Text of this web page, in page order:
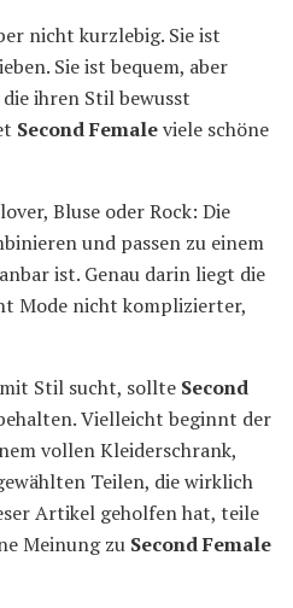
nicht kurzlebig. Sie ist
Sie ist bequem, aber
ihren Stil bewusst
Second Femaleviele schöne
Bluse oder Rock: Die
und passen zu einem
ist. Genau darin liegt die
Mode nicht komplizierter,
Stil sucht, sollte Second
Vielleicht beginnt der
vollen Kleiderschrank,
Teilen, die wirklich
Artikel geholfen hat, teile
Meinung zu Second Female